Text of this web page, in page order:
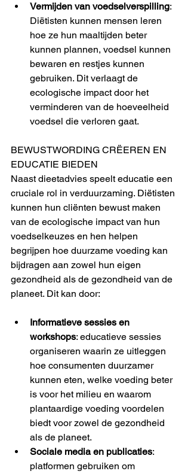
Vermijden van voedselverspilling:
Diëtisten kunnen mensen leren
hoe ze hun maaltijden beter
kunnen plannen, voedsel kunnen
bewaren en restjes kunnen
gebruiken. Dit verlaagt de
ecologische impact door het
verminderen van de hoeveelheid
voedsel die verloren gaat.
BEWUSTWORDING CRËEREN EN
EDUCATIE BIEDEN
Naast dieetadvies speelt educatie een
cruciale rol in verduurzaming. Diëtisten
kunnen hun cliënten bewust maken
van de ecologische impact van hun
voedselkeuzes en hen helpen
begrijpen hoe duurzame voeding kan
bijdragen aan zowel hun eigen
gezondheid als de gezondheid van de
planeet. Dit kan door:
Informatieve sessies en
workshops: educatieve sessies
organiseren waarin ze uitleggen
hoe consumenten duurzamer
kunnen eten, welke voeding beter
is voor het milieu en waarom
plantaardige voeding voordelen
biedt voor zowel de gezondheid
als de planeet.
Sociale media en publicaties:
platformen gebruiken om